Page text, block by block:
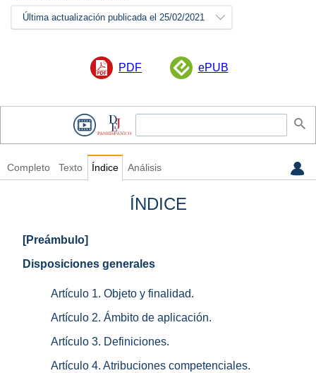
Última actualización publicada el 25/02/2021
PDF ePUB
Completo Texto Índice Análisis
ÍNDICE
[Preámbulo]
Disposiciones generales
Artículo 1. Objeto y finalidad.
Artículo 2. Ámbito de aplicación.
Artículo 3. Definiciones.
Artículo 4. Atribuciones competenciales.